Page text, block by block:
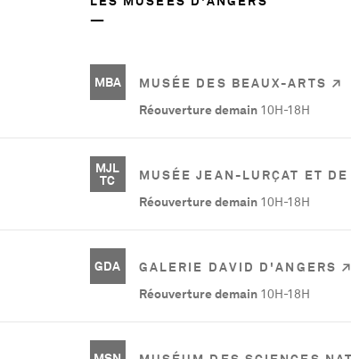
MBA
MUSÉE DES BEAUX-ARTS
Réouverture demain 10H-18H
MJL
TC
MUSÉE JEAN-LURÇAT ET
Réouverture demain 10H-18H
GDA
GALERIE DAVID D'ANGERS
Réouverture demain 10H-18H